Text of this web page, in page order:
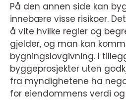
På den annen side kan
innebære visse risikoer.
å vite hvilke regler og
gjelder, og man kan
bygningslovgivning. I
byggeprosjekter uten
fra myndighetene ha
for eiendommens verdi og